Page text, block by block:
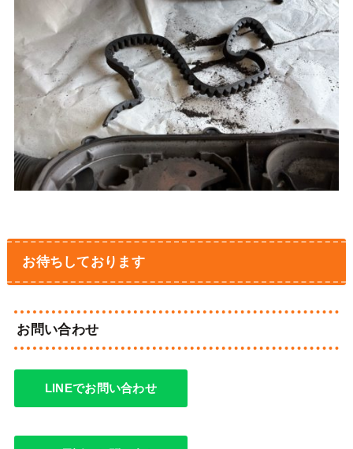
お待ちしております
お問い合わせ
LINEでお問い合わせ